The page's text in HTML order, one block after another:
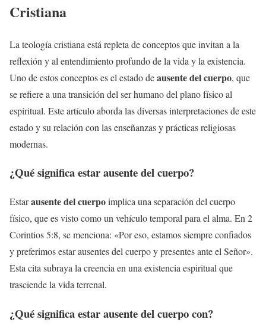
Cristiana
La teología cristiana está repleta de conceptos que invitan a la
reflexión y al entendimiento profundo de la vida y la existencia.
Uno de estos conceptos es el estado deausente del cuerpo, que
se refiere a una transición del ser humano del plano físico al
espiritual. Este artículo aborda las diversas interpretaciones de este
estado y su relación con las enseñanzas y prácticas religiosas
modernas.
¿Qué significaestar ausente del cuerpo?
Estarausente del cuerpoimplica una separación del cuerpo
físico, que es visto como un vehículo temporal para el alma. En 2
Corintios 5:8, se menciona: «Por eso, estamos siempre confiados
y preferimos estar ausentes del cuerpo y presentes ante el Señor».
Esta cita subraya la creencia en una existencia espiritual que
trasciende la vida terrenal.
¿Qué significaestar ausente del cuerpo con?